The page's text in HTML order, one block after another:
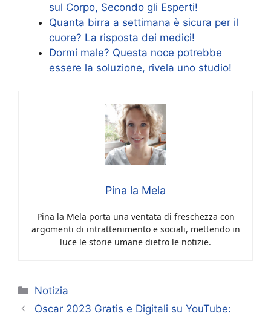
sul Corpo, Secondo gli Esperti!
Quanta birra a settimana è sicura per il
cuore? La risposta dei medici!
Dormi male? Questa noce potrebbe
essere la soluzione, rivela uno studio!
Pina la Mela
Pina la Mela porta una ventata di freschezza con
argomenti di intrattenimento e sociali, mettendo in
luce le storie umane dietro le notizie.
Categorie
Notizia
Oscar 2023 Gratis e Digitali su YouTube: